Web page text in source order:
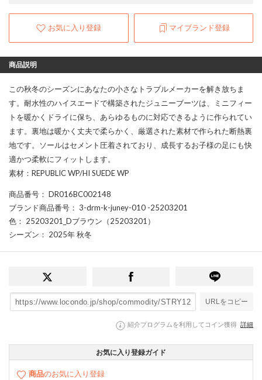
お気に入り登録 マイブランド登録
商品説明
この秋冬のシーズンにあなたの小さなトラブルメーカーを解き放ちま
す。耐水性のハイスエードで構築されたジュニーブーツは、ミニフィー
トを暖かくドライに保ち、あらゆるものに対応できるように作られてい
ます。裏地は暖かく丈夫で柔らかく、厳選された素材で作られた断熱裏
地です。ソールはセメント圧着されており、成長するお子様の足にも快
適かつ柔軟にフィットします。
素材：REPUBLIC WP/HI SUEDE WP
商品番号 ： DR016BC002148
ブランド商品番号 ： 3-drm-k-juney-010 -25203201
色 ： 25203201_Dブラウン（25203201）
シーズン ： 2025年 秋冬
URLをコピー
紹介プログラムを利用してコイン獲得 詳細
お気に入り登録ガイド
商品のお気に入り登録